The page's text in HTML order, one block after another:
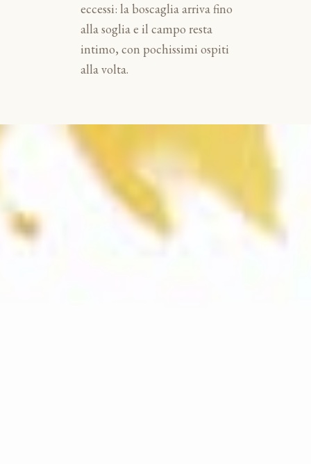
eccessi: la boscaglia arriva fino
alla soglia e il campo resta
intimo, con pochissimi ospiti
alla volta.